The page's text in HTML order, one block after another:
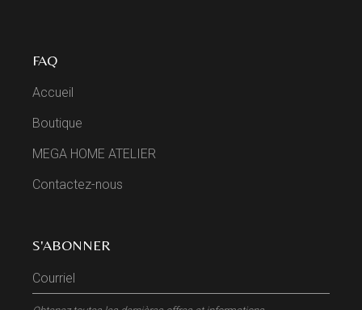
FAQ
Accueil
Boutique
MEGA HOME ATELIER
Contactez-nous
S'ABONNER